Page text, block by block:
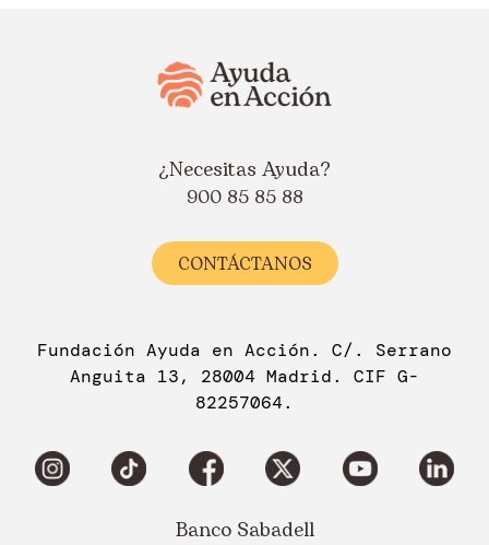
¿Necesitas Ayuda?
900 85 85 88
CONTÁCTANOS
Fundación Ayuda en Acción. C/. Serrano
Anguita 13, 28004 Madrid. CIF G-
82257064.
Banco Sabadell